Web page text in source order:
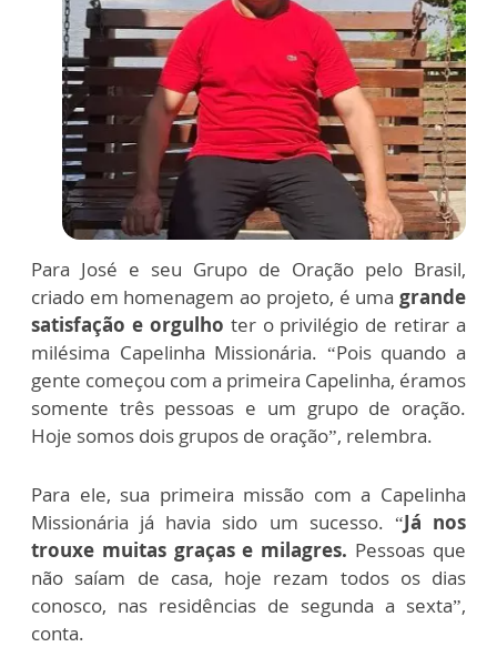
Para José e seu Grupo de Oração pelo Brasil,
criado em homenagem ao projeto, é uma grande
satisfação e orgulho ter o privilégio de retirar a
milésima Capelinha Missionária. “Pois quando a
gente começou com a primeira Capelinha, éramos
somente três pessoas e um grupo de oração.
Hoje somos dois grupos de oração”, relembra.
Para ele, sua primeira missão com a Capelinha
Missionária já havia sido um sucesso. “Já nos
trouxe muitas graças e milagres. Pessoas que
não saíam de casa, hoje rezam todos os dias
conosco, nas residências de segunda a sexta”,
conta.